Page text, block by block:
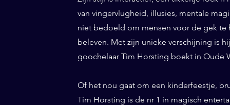
van vingervlugheid, illusies, mentale
niet bedoeld om mensen voor de gek te
beleven. Met zijn unieke verschijning is
goochelaar Tim Horsting boekt in Oude
Of het nou gaat om een kinderfeestje,
Tim Horsting is de nr 1 in magisch